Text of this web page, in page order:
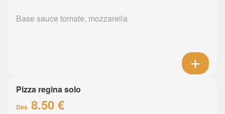
Base sauce tomate, mozzarella
Pizza regina solo
Dès 8.50 €